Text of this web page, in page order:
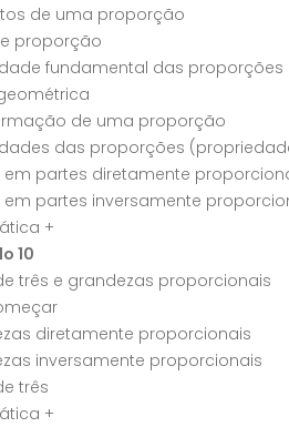
de uma proporção
proporção
fundamental das proporções
de uma proporção
das proporções
em partes diretamente
em partes inversamente
+
10
três e grandezas proporcionais
diretamente proporcionais
inversamente proporcionais
três
+